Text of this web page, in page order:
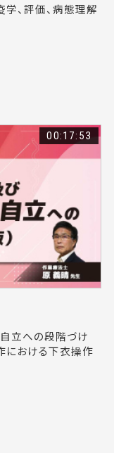
学、評価、病態理解
00:17:53
立への段階づけ
における下衣操作